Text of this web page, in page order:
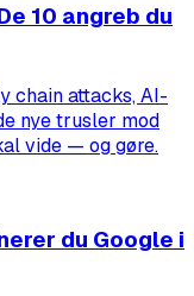
10 angreb du
chain attacks, AI-
nye trusler mod
vide — og gøre.
du Google i